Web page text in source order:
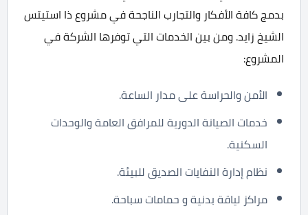
بدمج كافة الأفكار والتجارب الناجحة في مشروع ذا استيتس
الشيخ زايد. ومن بين الخدمات التي توفرها الشركة في
المشروع:
الأمن والحراسة على مدار الساعة.
خدمات الصيانة الدورية للمرافق العامة والوحدات
السكنية.
نظام إدارة النفايات الصديق للبيئة.
مراكز لياقة بدنية و حمامات سباحة.